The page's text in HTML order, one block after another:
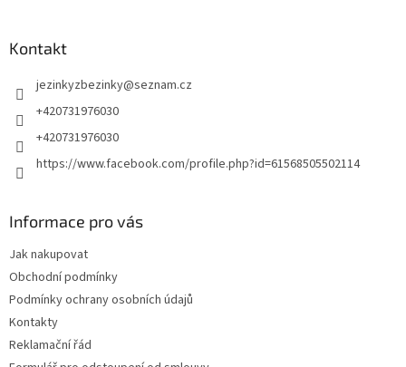
Kontakt
jezinkyzbezinky@seznam.cz
+420731976030
+420731976030
https://www.facebook.com/profile.php?id=61568505502114
Informace pro vás
Jak nakupovat
Obchodní podmínky
Podmínky ochrany osobních údajů
Kontakty
Reklamační řád